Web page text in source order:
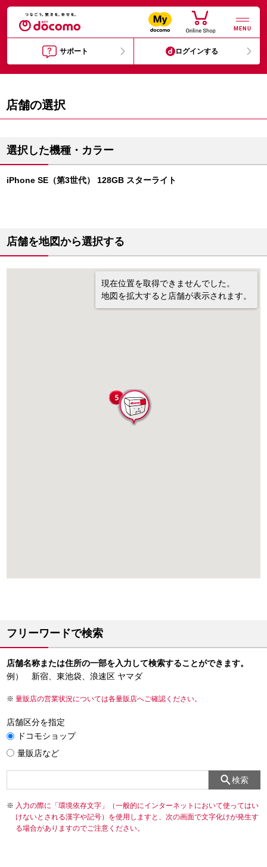
MENU
サポート ログインする
店舗の選択
選択した機種・カラー
iPhone SE（第3世代） 128GB スターライト
店舗を地図から選択する
現在位置を取得できませんでした。
地図を拡大すると店舗が表示されます。
フリーワードで検索
店舗名称または住所の一部を入力して検索することができます。
例） 新宿、東池袋、浪速区 ヤマダ
量販店の営業状況については各量販店へご確認ください。
店舗区分を指定
ドコモショップ
量販店など
検索
入力の際に「環境依存文字」（一般的にインターネットにおいて使ってはい
けないとされる漢字や記号）を使用しますと、次の画面で文字化けが発生す
る場合がありますのでご注意ください。